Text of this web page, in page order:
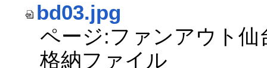
bd03.jpg
ページ:ファンアウト仙
格納ファイル